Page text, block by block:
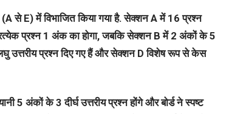
से E) में विभाजित किया गया है. सेक्शन A में 16 प्रश्न
प्रश्न 1 अंक का होगा, जबकि सेक्शन B में 2 अंकों के 5
उत्तरीय प्रश्न दिए गए हैं और सेक्शन D विशेष रूप से केस
5 अंकों के 3 दीर्घ उत्तरीय प्रश्न होंगे और बोर्ड ने स्पष्ट